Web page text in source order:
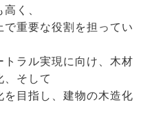
く、
重要な役割を担ってい
ラル実現に向け、木材
、そして
目指し、建物の木造化